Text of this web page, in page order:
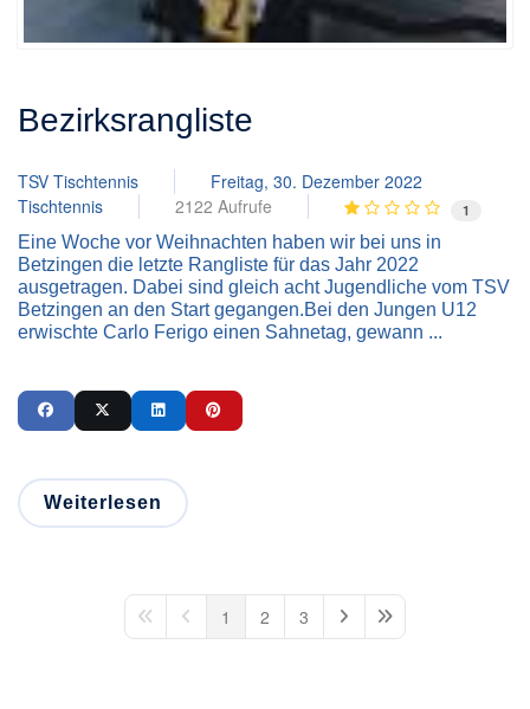
Bezirksrangliste
TSV Tischtennis
Freitag, 30. Dezember 2022
Tischtennis
2122 Aufrufe 1
Eine Woche vor Weihnachten haben wir bei uns in
Betzingen die letzte Rangliste für das Jahr 2022
ausgetragen. Dabei sind gleich acht Jugendliche vom TSV
Betzingen an den Start gegangen.Bei den Jungen U12
erwischte Carlo Ferigo einen Sahnetag, gewann ...
Weiterlesen
First PagePrevious Page
1 2 3 Next PageLast Page